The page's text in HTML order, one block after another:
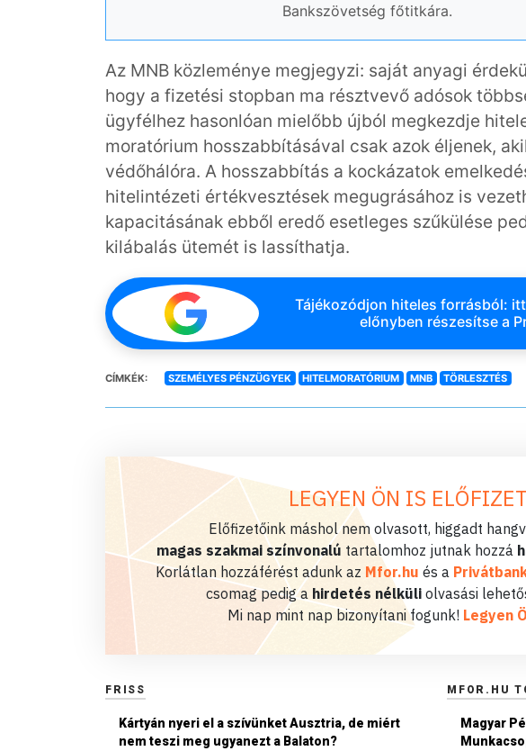
Bankszövetség főtitkára.
Az MNB közleménye megjegyzi: saját anyagi
hogy a fizetési stopban ma résztvevő adósok
ügyfélhez hasonlóan mielőbb újból megkezdje
moratórium hosszabbításával csak azok éljenek,
védőhálóra. A hosszabbítás a kockázatok
hitelintézeti értékvesztések megugrásához is
kapacitásának ebből eredő esetleges szűkülése
kilábalás ütemét is lassíthatja.
Tájékozódjon hiteles forrásból:
előnyben részesítse a
CÍMKÉK: SZEMÉLYES PÉNZÜGYEK HITELMORATÓRIUM MNB TÖRLESZTÉS
LEGYEN ÖN IS
Előfizetőink máshol nem olvasott, higgadt
magas szakmai színvonalú tartalomhoz jutnak hozzá
Korlátlan hozzáférést adunk az Mfor.hu és a
csomag pedig a hirdetés nélküli olvasási
Mi nap mint nap bizonyítani fogunk! Legyen
FRISS
Kártyán nyeri el a szívünket Ausztria, de miért
nem teszi meg ugyanezt a Balaton?
MFOR.HU
Magyar